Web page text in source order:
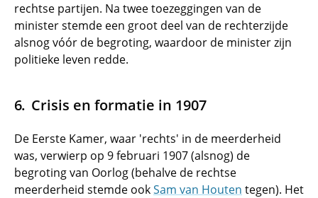
rechtse partijen. Na twee toezeggingen van de
minister stemde een groot deel van de rechterzijde
alsnog vóór de begroting, waardoor de minister zijn
politieke leven redde.
Crisis en formatie in 1907
De Eerste Kamer, waar 'rechts' in de meerderheid
was, verwierp op 9 februari 1907 (alsnog) de
begroting van Oorlog (behalve de rechtse
meerderheid stemde ookSam van Houten tegen). Het